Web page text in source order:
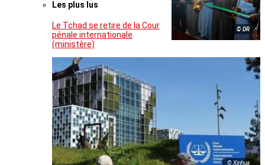
© DR
Les plus lus
Le Tchad se retire de la Cour
pénale internationale
(ministère)
© Xinhua